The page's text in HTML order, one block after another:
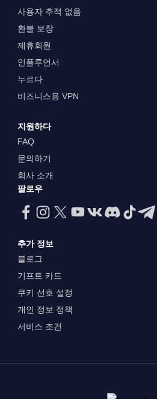
사용자 추적 없음
환불 보장
제휴회원
인플루언서
누르다
비즈니스용 VPN
지원하다
FAQ
문의하기
회사 소개
팔로우
추가 정보
블로그
기프트 카드
쿠키 선호 설정
개인 정보 정책
서비스 조건